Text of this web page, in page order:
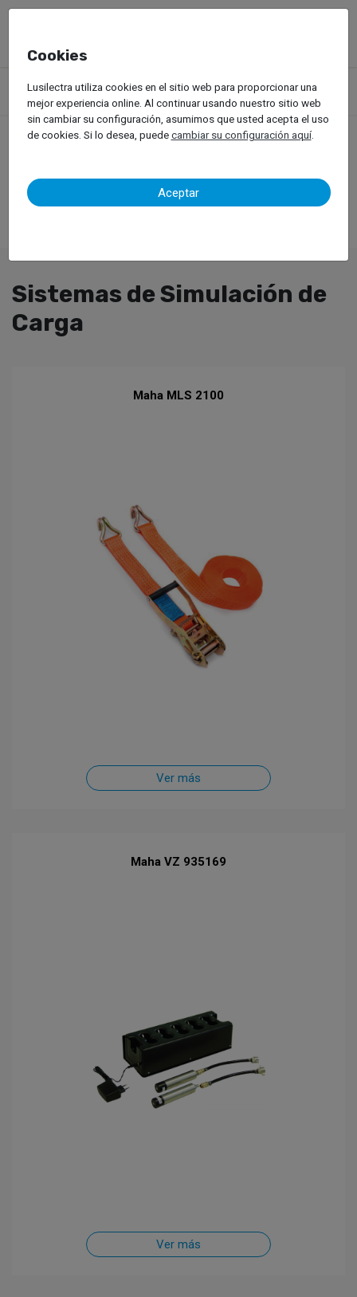
Productos Equipos de Taller
Pruebas Dinámicas
Vehículos Pesados
Sistemas de Simulación de Carga
Sistemas de Simulación de
Carga
Maha MLS 2100
Ver más
Maha VZ 935169
Ver más
Cookies
Lusilectra utiliza cookies en el sitio web para proporcionar una
mejor experiencia online. Al continuar usando nuestro sitio web
sin cambiar su configuración, asumimos que usted acepta el uso
de cookies. Si lo desea, puedecambiar su configuración aquí.
Aceptar